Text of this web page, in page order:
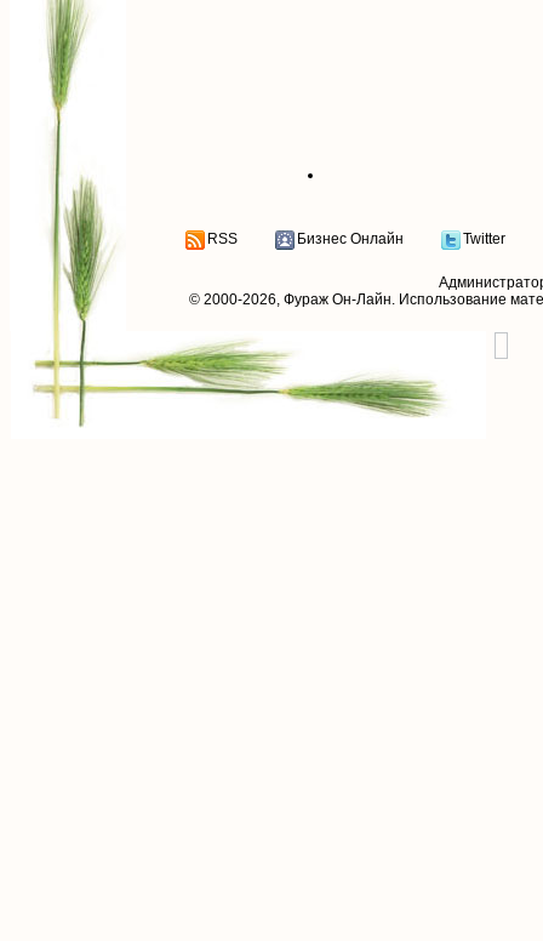
RSS Бизнес Онлайн Twitter
© 2000-2026, Фураж Он-Лайн. Использование